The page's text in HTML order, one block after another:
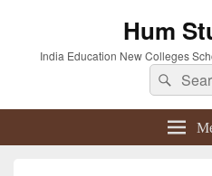
Hum
India Education New Colleges
Search
for: